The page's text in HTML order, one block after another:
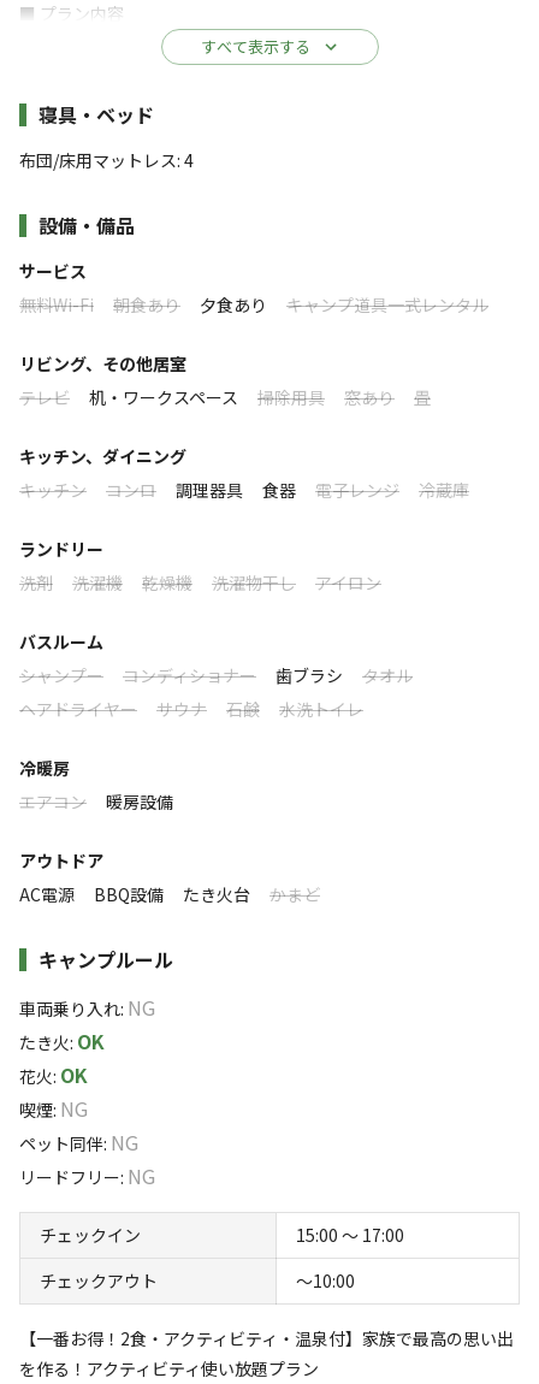
■ プラン内容
お子様の「やってみたい！」を全部叶える、人気の海アクティビ
ティ使い放題プランです。
お部屋から海まではなんと徒歩10秒！
遊び疲れたらすぐにお部屋に戻って休憩できるので、小さなお子
様連れでも移動の負担がなく安心です。
夕食は、美しい海を目の前に波の音を聴きながら楽しむ本格
面倒な準備や片付けはすべてスタッフにおまかせのグリル完備な
ので、
す。
たくさん遊んだ後は、名湯・夷谷（えびすだに）温泉で一日の疲
夕焼けに染まる海や、夜空に広がる満天の星くずを眺めながら、
すべて表示する
施設詳細
寝具・ベッド
布団/床用マットレス: 4
設備・備品
サービス
無料Wi-Fi
朝食あり 夕食あり キャンプ道具一式レンタル
リビング、その他居室
テレビ
机・ワークスペース 掃除用具 窓あり 畳
キッチン、ダイニング
キッチン
コンロ 調理器具 食器 電子レンジ 冷蔵庫
ランドリー
洗剤
洗濯機 乾燥機 洗濯物干し アイロン
バスルーム
シャンプー
コンディショナー 歯ブラシ
タオル
ヘアドライヤー
サウナ 石鹸 水洗トイレ
冷暖房
エアコン
暖房設備
アウトドア
AC電源
BBQ設備 たき火台 かまど
キャンプルール
車両乗り入れ: NG
たき火: OK
花火: OK
喫煙: NG
ペット同伴: NG
リードフリー: NG
チェックイン
15:00 〜 17:00
チェックアウト
〜10:00
【一番お得！2食・アクティビティ・温泉付】家族で最高の思い出
を作る！アクティビティ使い放題プラン
非日常なアウトドア体験！
ります。
体験も可能。
夜はBBQに焚き火、手持ち花火や星空観察が楽しめる。
海のそばでご友人やご家族とリラックスした時間をお過ご
このキャンプ場の特徴
標高
雰囲気
まったり
利用者層
10 %
特徴タグ
#カップルにおすすめ
#手ぶらキャンプ
#グループにおすすめ
#無料Wi-Fi
キャンペーン